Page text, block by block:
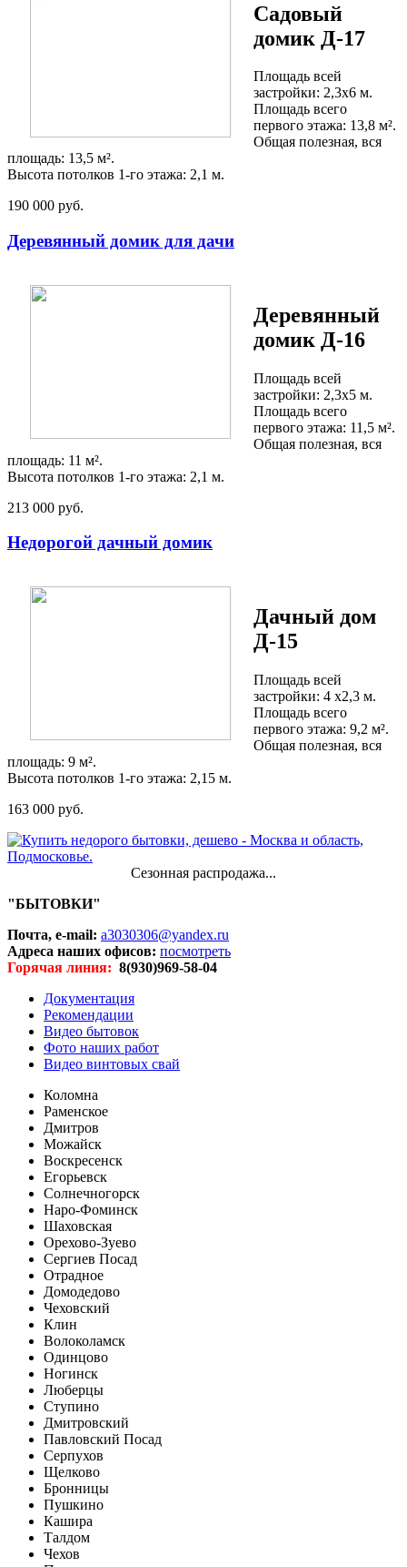
Садовый
домик Д-17
Площадь всей
застройки: 2,3х6 м.
Площадь всего
первого этажа: 13,8 м².
Общая полезная, вся
площадь: 13,5 м².
Высота потолков 1-го этажа: 2,1 м.
190 000 руб.
Деревянный домик для дачи
Деревянный
домик Д-16
Площадь всей
застройки: 2,3х5 м.
Площадь всего
первого этажа: 11,5 м².
Общая полезная, вся
площадь: 11 м².
Высота потолков 1-го этажа: 2,1 м.
213 000 руб.
Недорогой дачный домик
Дачный дом
Д-15
Площадь всей
застройки: 4 х2,3 м.
Площадь всего
первого этажа: 9,2 м².
Общая полезная, вся
площадь: 9 м².
Высота потолков 1-го этажа: 2,15 м.
163 000 руб.
Сезонная распродажа...
"БЫТОВКИ"
Почта, e-mail: a3030306@yandex.ru
Адреса наших офисов: посмотреть
Горячая линия: 8(930)969-58-04
Документация
Рекомендации
Видео бытовок
Фото наших работ
Видео винтовых свай
Коломна
Раменское
Дмитров
Можайск
Воскресенск
Егорьевск
Солнечногорск
Наро-Фоминск
Шаховская
Орехово-Зуево
Сергиев Посад
Отрадное
Домодедово
Чеховский
Клин
Волоколамск
Одинцово
Ногинск
Люберцы
Ступино
Дмитровский
Павловский Посад
Серпухов
Щелково
Бронницы
Пушкино
Кашира
Талдом
Чехов